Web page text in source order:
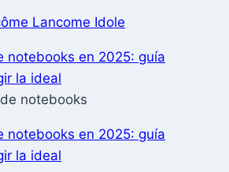
Lancome Idole
notebooks en 2025: guía
la ideal
notebooks en 2025: guía
la ideal